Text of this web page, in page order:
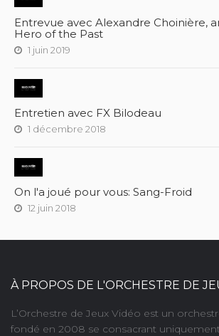
Entrevue avec Alexandre Choinière,
Hero of the Past
1 juin 2019
Entretien avec FX Bilodeau
1 décembre 2018
On l'a joué pour vous: Sang-Froid
12 juin 2018
À PROPOS DE L'ORCHESTRE DE
L’Orchestre de Jeux Vidéo est un
fondé en 2008 se consacrant